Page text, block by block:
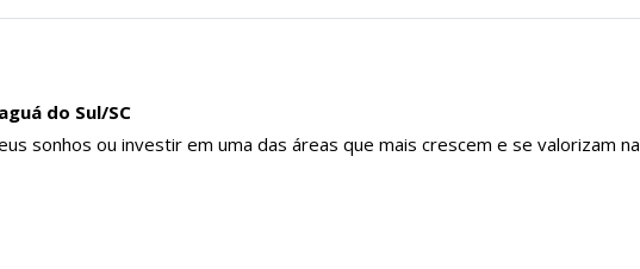
do Sul/SC
sonhos ou investir em uma das áreas que mais crescem e se valorizam na